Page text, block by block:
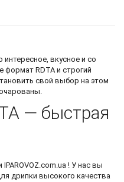
интересное, вкусное и со
формат RDTA и строгий
свой выбор на этом
— быстрая
IPAROVOZ.com.ua ! У нас вы
дрипки высокого качества